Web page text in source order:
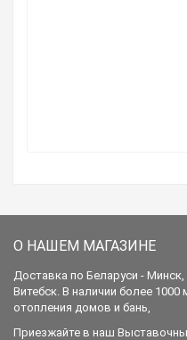
О НАШЕМ МАГАЗИНЕ
Доставка по Беларуси -
Витебск. В наличии более
отопления домов и бань,
Приезжайте в наш